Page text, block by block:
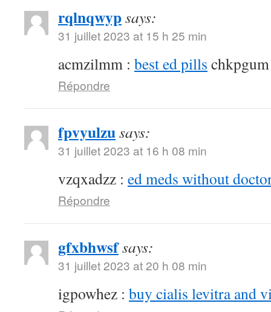
rqlnqwypsays:
31 juillet 2023 at 15 h 25 min
acmzilmm : best ed pills chkpgum
Répondre
fpvyulzusays:
31 juillet 2023 at 16 h 08 min
vzqxadzz : ed meds without
Répondre
gfxbhwsfsays:
31 juillet 2023 at 20 h 08 min
igpowhez : buy cialis levitra and